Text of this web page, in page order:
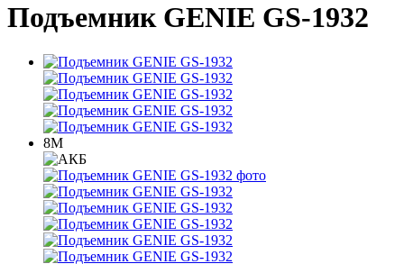
Подъемник GENIE GS-1932
8М